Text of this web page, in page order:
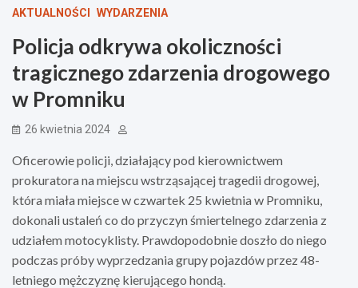
AKTUALNOŚCI WYDARZENIA
Policja odkrywa okoliczności
tragicznego zdarzenia drogowego
w Promniku
26 kwietnia 2024
Oficerowie policji, działający pod kierownictwem
prokuratora na miejscu wstrząsającej tragedii drogowej,
która miała miejsce w czwartek 25 kwietnia w Promniku,
dokonali ustaleń co do przyczyn śmiertelnego zdarzenia z
udziałem motocyklisty. Prawdopodobnie doszło do niego
podczas próby wyprzedzania grupy pojazdów przez 48-
letniego mężczyznę kierującego hondą.